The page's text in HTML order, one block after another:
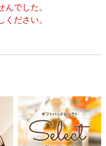
でした。
ださい。